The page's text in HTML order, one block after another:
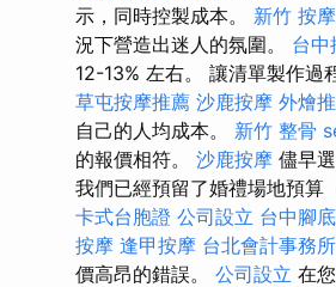
示，同時控製成本。 新竹 按摩
況下營造出迷人的氛圍。 台中
12-13% 左右。 讓清單製作過
草屯按摩推薦 沙鹿按摩 外燴
自己的人均成本。 新竹 整骨
的報價相符。 沙鹿按摩 儘早
我們已經預留了婚禮場地預算
卡式台胞證 公司設立 台中腳
按摩 逢甲按摩 台北會計事務所
價高昂的錯誤。 公司設立 在